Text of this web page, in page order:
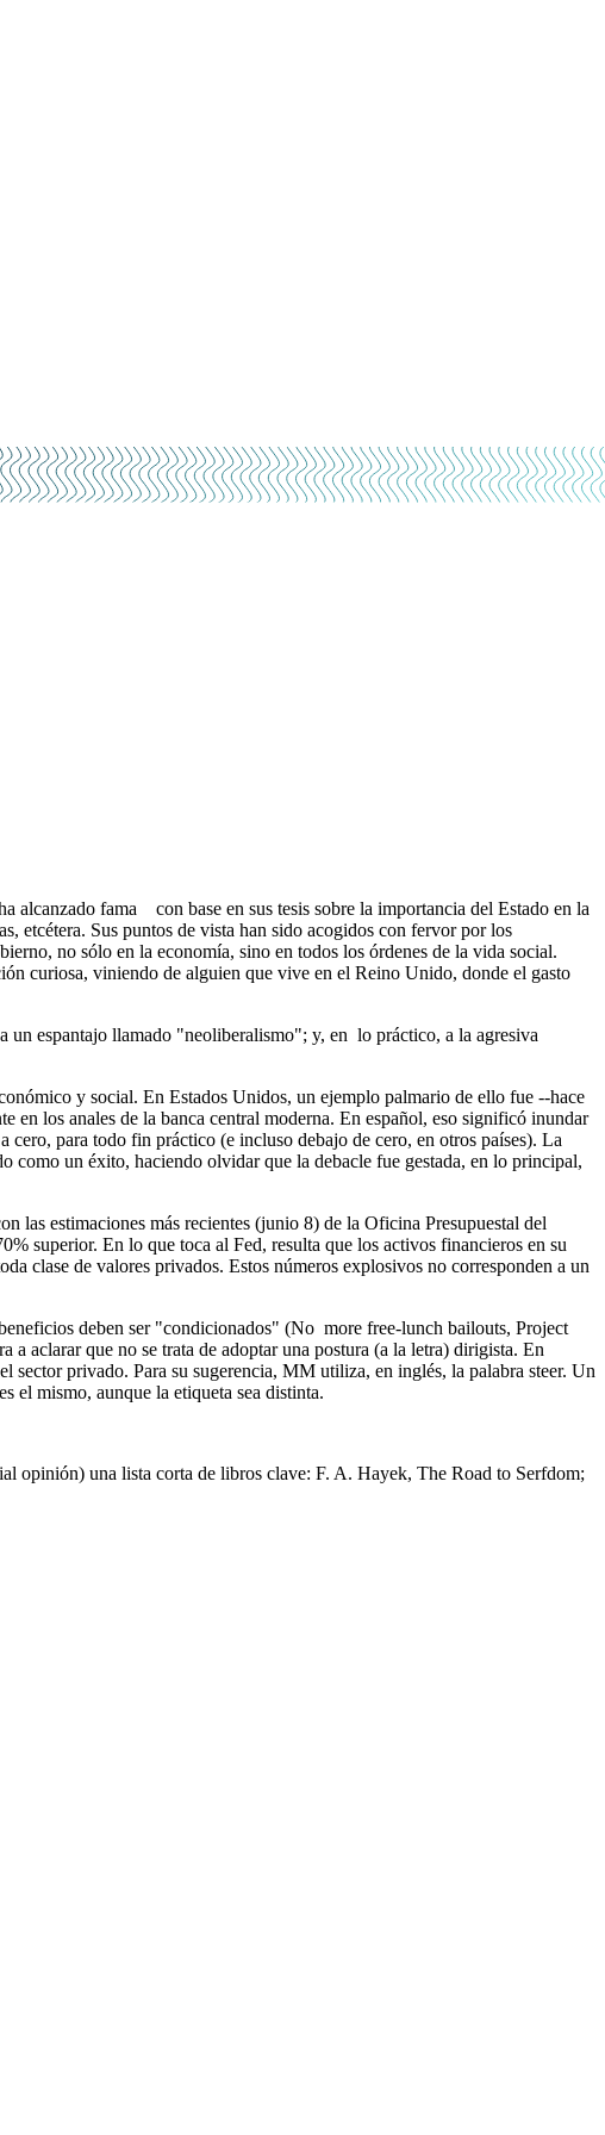
alcanzado fama con base en sus tesis sobre la importancia del Estado en la
etcétera. Sus puntos de vista han sido acogidos con fervor por los
no sólo en la economía, sino en todos los órdenes de la vida social.
curiosa, viniendo de alguien que vive en el Reino Unido, donde el gasto
un espantajo llamado "neoliberalismo"; y, en lo práctico, a la agresiva
y social. En Estados Unidos, un ejemplo palmario de ello fue --hace
en los anales de la banca central moderna. En español, eso significó inundar
cero, para todo fin práctico (e incluso debajo de cero, en otros países). La
un éxito, haciendo olvidar que la debacle fue gestada, en lo principal,
las estimaciones más recientes (junio 8) de la Oficina Presupuestal del
superior. En lo que toca al Fed, resulta que los activos financieros en su
clase de valores privados. Estos números explosivos no corresponden a un
deben ser "condicionados" (No more free-lunch bailouts, Project
aclarar que no se trata de adoptar una postura (a la letra) dirigista. En
sector privado. Para su sugerencia, MM utiliza, en inglés, la palabra steer. Un
el mismo, aunque la etiqueta sea distinta.
opinión) una lista corta de libros clave: F. A. Hayek, The Road to Serfdom;